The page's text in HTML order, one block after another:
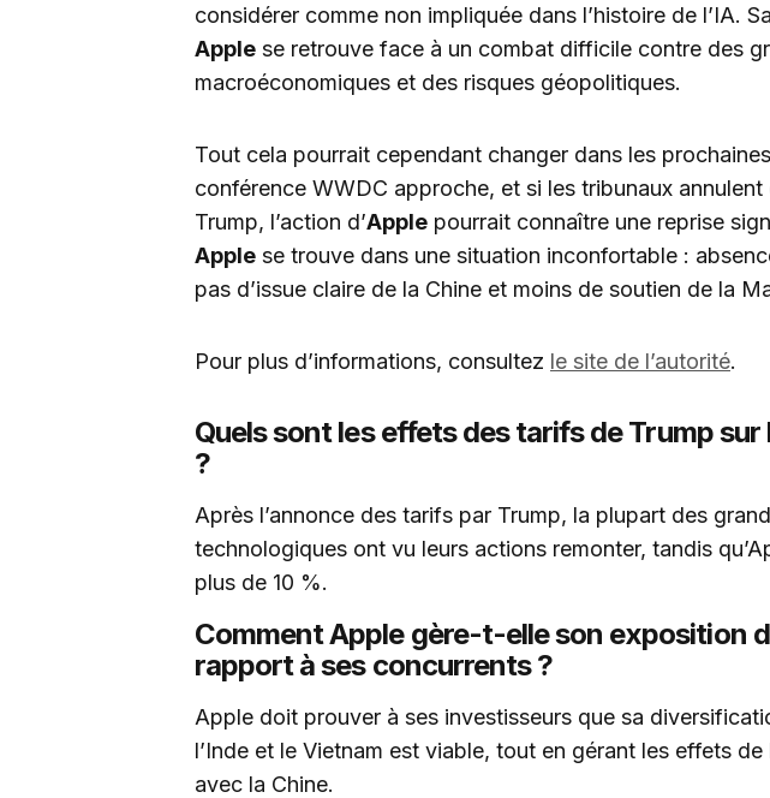
considérer comme non impliquée dans l’histoire de l’IA.
Apple se retrouve face à un combat difficile contre des
macroéconomiques et des risques géopolitiques.
Tout cela pourrait cependant changer dans les
conférence WWDC approche, et si les tribunaux
Trump, l’action d’Apple pourrait connaître une reprise
Apple se trouve dans une situation inconfortable :
pas d’issue claire de la Chine et moins de soutien de la
Pour plus d’informations, consultez le site de l’autorité.
Quels sont les effets des tarifs de Trump
?
Après l’annonce des tarifs par Trump, la plupart des
technologiques ont vu leurs actions remonter, tandis
plus de 10 %.
Comment Apple gère-t-elle son exposition
rapport à ses concurrents ?
Apple doit prouver à ses investisseurs que sa
l’Inde et le Vietnam est viable, tout en gérant les effets
avec la Chine.